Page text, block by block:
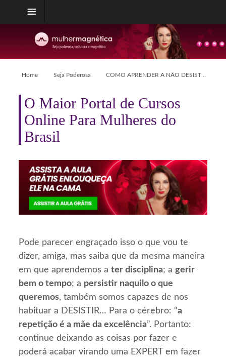
Home Seja Poderosa COMO APRENDER A NÃO DESISTIR
O Maior Portal de Cursos
Online Para Mulheres do
Brasil
Pode parecer engraçado isso o que vou te
dizer, amiga, mas saiba que da mesma maneira
em que aprendemos ater disciplina; agerir
bem o tempo; a persistir naquilo o que
queremos, também somos capazes de nos
habituar a DESISTIR… Para o cérebro: “a
repetição é a mãe da excelência”. Portanto:
continue deixando as coisas por fazer e
poderá acabar virando uma EXPERT em fazer